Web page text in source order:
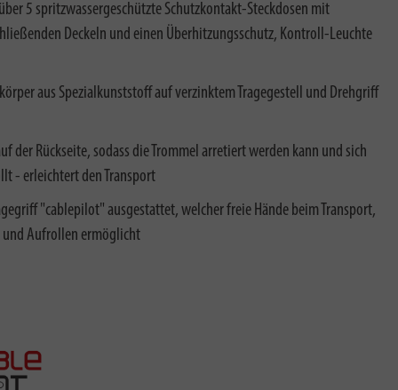
5 spritzwassergeschützte Schutzkontakt-Steckdosen mit
Deckeln und einen Überhitzungsschutz, Kontroll-Leuchte
aus Spezialkunststoff auf verzinktem Tragegestell und Drehgriff
der Rückseite, sodass die Trommel arretiert werden kann und sich
- erleichtert den Transport
"cablepilot" ausgestattet, welcher freie Hände beim Transport,
und Aufrollen ermöglicht